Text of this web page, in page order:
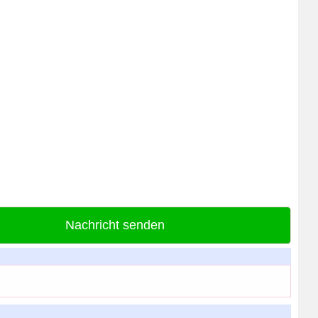
Nachricht senden